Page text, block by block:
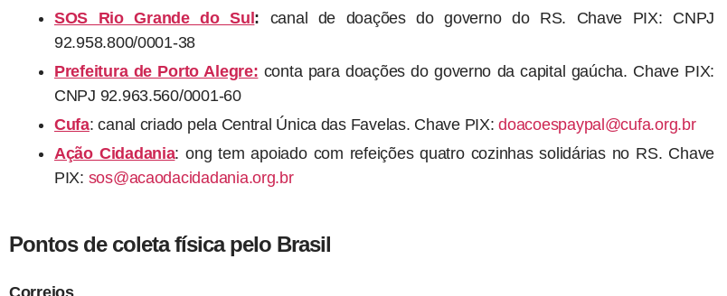
SOS Rio Grande do Sul: canal de doações do governo do RS. Chave PIX: CNPJ
92.958.800/0001-38
Prefeitura de Porto Alegre: conta para doações do governo da capital gaúcha. Chave PIX:
CNPJ 92.963.560/0001-60
Cufa: canal criado pela Central Única das Favelas. Chave PIX:doacoespaypal@cufa.org.br
Ação Cidadania: ong tem apoiado com refeições quatro cozinhas solidárias no RS. Chave
PIX: sos@acaodacidadania.org.br
Pontos de coleta física pelo Brasil
Correios